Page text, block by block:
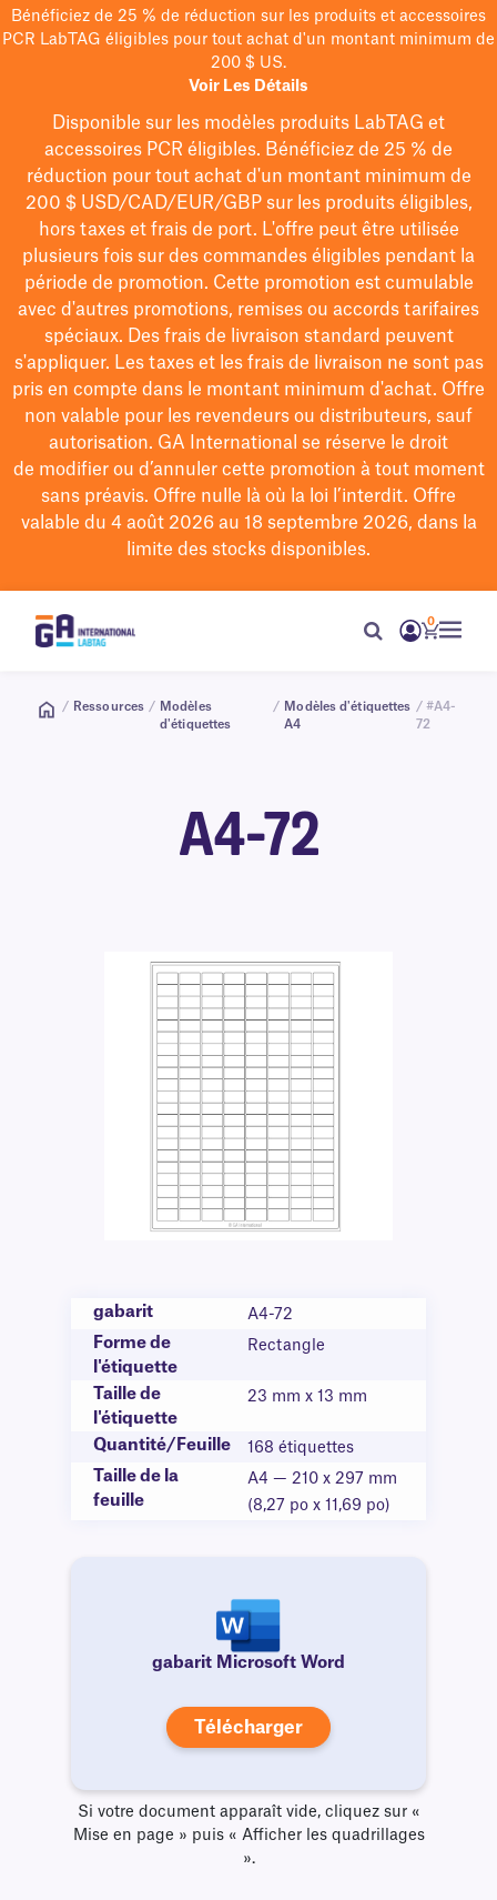
Bénéficiez de 25 % de réduction sur les produits et accessoires
PCR LabTAG éligibles pour tout achat d'un montant minimum de
200 $ US.
Voir Les Détails
Disponible sur les modèles produits LabTAG et
accessoires PCR éligibles. Bénéficiez de 25 % de
réduction pour tout achat d'un montant minimum de
200 $USD/CAD/EUR/GBPsur les produits éligibles,
hors taxes et frais de port. L'offre peut être utilisée
plusieurs fois sur des commandes éligibles pendant la
période de promotion. Cette promotion est cumulable
avec d'autres promotions, remises ou accords tarifaires
spéciaux. Des frais de livraison standard peuvent
s'appliquer. Les taxes et les frais de livraison ne sont pas
pris en compte dans le montant minimum d'achat. Offre
non valable pour les revendeurs ou distributeurs, sauf
autorisation. GA International se réserve le droit
de modifierou d’annuler cette promotion à tout moment
sans préavis. Offre nulle là où la loi l’interdit. Offre
valable du 4 août 2026 au 18 septembre 2026, dans la
limite des stocks disponibles.
0
/ Ressources / Modèles
d'étiquettes
/ Modèles d'étiquettes
A4
/ #A4-
72
A4-72
gabarit A4-72
Forme de
l'étiquette
Rectangle
Taille de
l'étiquette
23 mm x 13 mm
Quantité/Feuille 168 étiquettes
Taille de la
feuille
A4 — 210 x 297 mm
(8,27 po x 11,69 po)
gabarit Microsoft Word
Télécharger
Si votre document apparaît vide, cliquez sur «
Mise en page » puis « Afficher les quadrillages
».